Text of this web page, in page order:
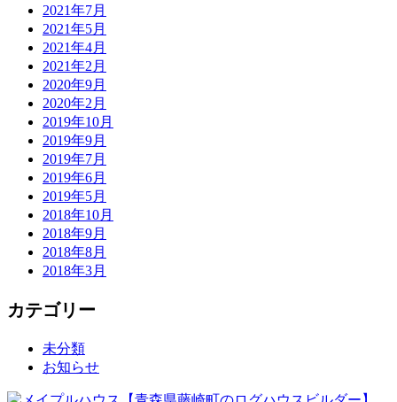
2021年7月
2021年5月
2021年4月
2021年2月
2020年9月
2020年2月
2019年10月
2019年9月
2019年7月
2019年6月
2019年5月
2018年10月
2018年9月
2018年8月
2018年3月
カテゴリー
未分類
お知らせ